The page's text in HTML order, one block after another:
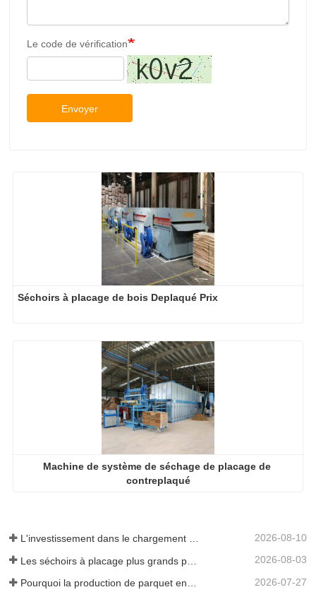
Le code de vérification
Envoyer
Séchoirs à placage de bois Deplaqué Prix
Machine de système de séchage de placage de
contreplaqué
L'investissement dans le chargement automatique en vaut-il la peine ? 2026-08-10
2026-08-03
2026-07-27